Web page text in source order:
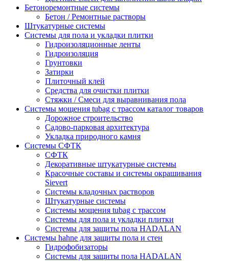
Бетоноремонтные системы
Бетон / Ремонтные растворы
Штукатурные системы
Cистемы для пола и укладки плитки
Гидроизоляционные ленты
Гидроизоляция
Грунтовки
Затирки
Плиточный клей
Средства для очистки плитки
Стяжки / Смеси для выравнивания пола
Системы мощения tubag с трассом каталог товаров
Дорожное строительство
Садово-парковая архитектура
Укладка природного камня
Системы СФТК
СФТК
Декоративные штукатурные системы
Красочные составы и системы окрашивания
Sievert
Cистемы кладочных растворов
Штукатурные системы
Системы мощения tubag с трассом
Cистемы для пола и укладки плитки
Системы для защиты пола HADALAN
Системы hahne для защиты пола и стен
Гидрофобизаторы
Системы для защиты пола HADALAN